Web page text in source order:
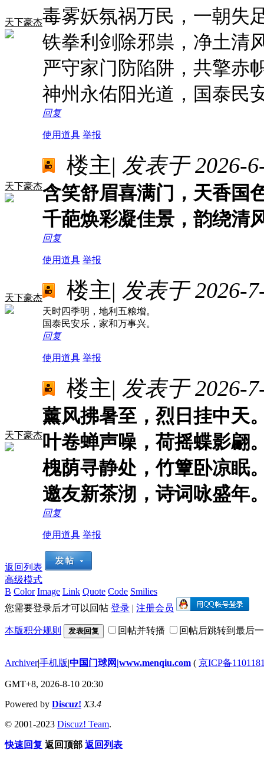
天下豪杰毒雾妖氛祸万民，一朝失
铁拳利剑除邪祟，净土清
严守家门防陷阱，共擎赤
神州永佑阳光道，国泰民
回复
使用道具 举报
天下豪杰
楼主| 发表于 2026-
含笑舒眉喜满门，天香国
千葩焕彩凝佳景，韵绕清
回复
使用道具 举报
天下豪杰 楼主| 发表于 2026-
天时四季明，地利五粮增。
国泰民安乐，家和万事兴。
回复
使用道具 举报
天下豪杰
楼主| 发表于 2026-
薰风拂暑至，烈日挂中天
叶卷蝉声噪，荷摇蝶影翩
槐荫寻静处，竹簟卧凉眠
邀友新茶沏，诗词咏盛年
回复
使用道具 举报
返回列表
高级模式
B Color Image Link Quote Code Smilies
您需要登录后才可以回帖 登录 | 注册会员
本版积分规则 发表回复 回帖并转播 回帖后跳转到最后
Archiver|手机版|中国门球网|www.menqiu.com ( 京ICP备
GMT+8, 2026-8-10 20:30
Powered by Discuz! X3.4
© 2001-2023 Discuz! Team.
快速回复 返回顶部 返回列表